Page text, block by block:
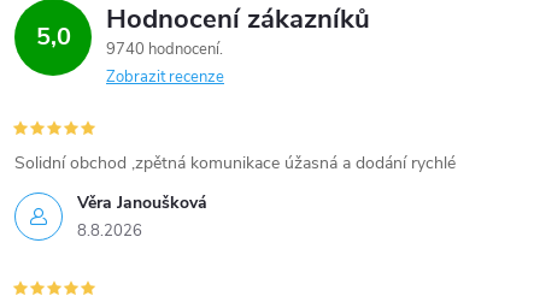
5,0 Hodnocení zákazníků
9740 hodnocení
Zobrazit recenze
Věra Janoušková
8.8.2026
Solidní obchod ,zpětná komunikace úžasná a dodání rychlé